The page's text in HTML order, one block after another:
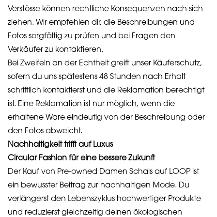
Verstösse können rechtliche Konsequenzen nach sich
ziehen. Wir empfehlen dir, die Beschreibungen und
Fotos sorgfältig zu prüfen und bei Fragen den
Verkäufer zu kontaktieren.
Bei Zweifeln an der Echtheit greift unser Käuferschutz,
sofern du uns spätestens 48 Stunden nach Erhalt
schriftlich kontaktierst und die Reklamation berechtigt
ist. Eine Reklamation ist nur möglich, wenn die
erhaltene Ware eindeutig von der Beschreibung oder
den Fotos abweicht.
Nachhaltigkeit trifft auf Luxus
Circular Fashion für eine bessere Zukunft
Der Kauf von Pre-owned Damen Schals auf LOOP ist
ein bewusster Beitrag zur nachhaltigen Mode. Du
verlängerst den Lebenszyklus hochwertiger Produkte
und reduzierst gleichzeitig deinen ökologischen